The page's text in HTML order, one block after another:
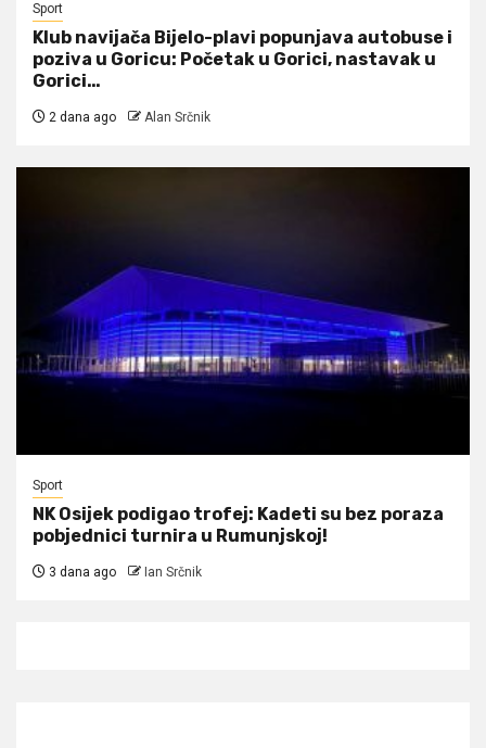
Sport
Klub navijača Bijelo-plavi popunjava autobuse i
poziva u Goricu: Početak u Gorici, nastavak u
Gorici…
2 dana ago Alan Srčnik
Sport
NK Osijek podigao trofej: Kadeti su bez poraza
pobjednici turnira u Rumunjskoj!
3 dana ago Ian Srčnik